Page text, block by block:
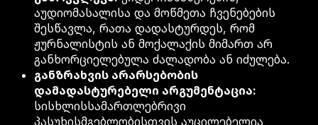
აუდიომასალისა და მოწმეთა ჩვენებების
შესწავლა, რათა დადასტურდეს, რომ
ჟურნალისტის ან მოქალაქის მიმართ არ
განხორციელებულა ძალადობა ან იძულება.
განზრახვის არარსებობის
დამადასტურებელი არგუმენტაცია:
სისხლისსამართლებრივი
პასუხისმგებლობისთვის აუცილებელია